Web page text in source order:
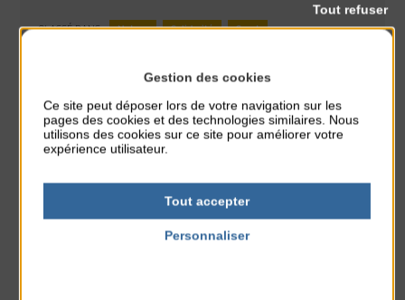
CLASSÉ DANS : Nature Solidarité Sport
PARTAGER CETTE INFO :
À noter aussi
Glisse & Environnement
Place du Général de Gaulle
Gestion des cookies
Ce site peut déposer lors de votre navigation sur les
pages des cookies et des technologies similaires. Nous
utilisons des cookies sur ce site pour améliorer votre
expérience utilisateur.
Tout accepter
Tout refuser
Personnaliser